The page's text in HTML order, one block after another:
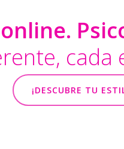
cada
¡DESCUBRE TU